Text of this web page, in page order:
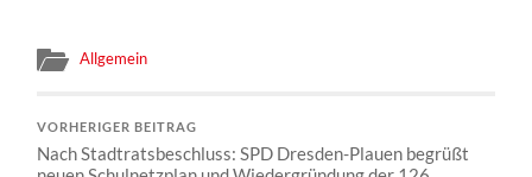
Allgemein
VORHERIGER BEITRAG
Nach Stadtratsbeschluss: SPD Dresden-Plauen begrüßt